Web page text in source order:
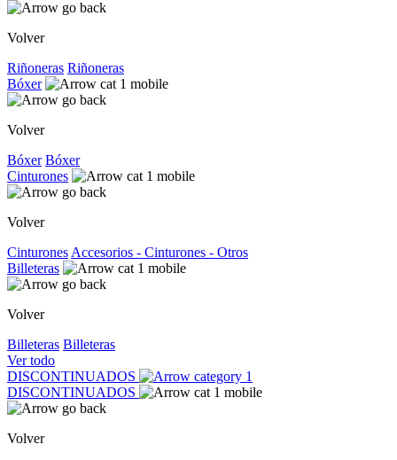
Volver
Riñoneras Riñoneras
Bóxer
Volver
Bóxer Bóxer
Cinturones
Volver
Cinturones Accesorios - Cinturones - Otros
Billeteras
Volver
Billeteras Billeteras
Ver todo
DISCONTINUADOS
DISCONTINUADOS
Volver